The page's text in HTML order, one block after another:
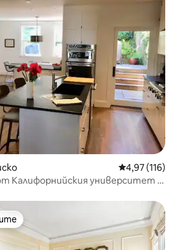
Средна
4,97 (116)
Калифорнийския университет в
на гостите